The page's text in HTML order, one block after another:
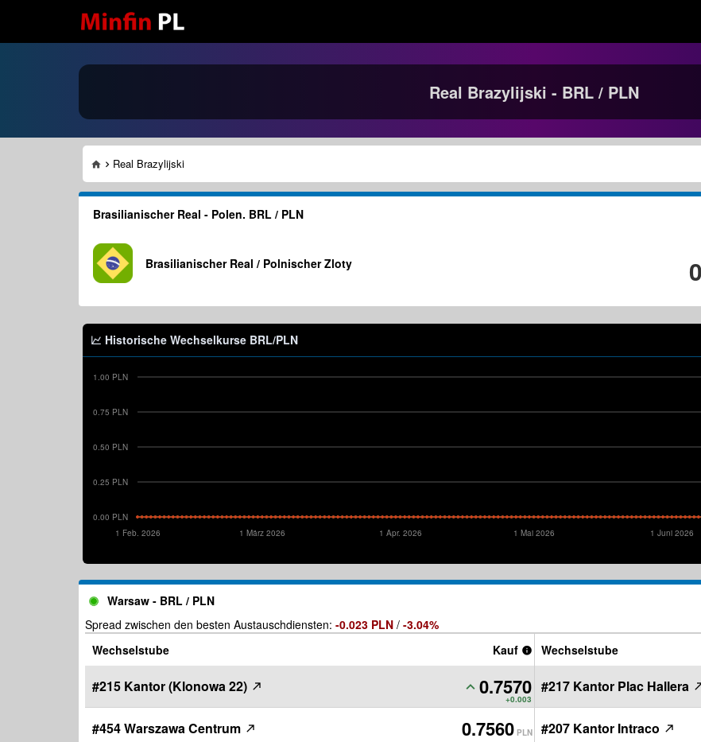
Real Brazylijski - BRL / PLN
Real Brazylijski
Brasilianischer Real - Polen. BRL / PLN
Brasilianischer Real / Polnischer Zloty
Historische Wechselkurse BRL/PLN
0.00 PLN
0.25 PLN
0.50 PLN
0.75 PLN
1.00 PLN
1 Juni 2026
1 Mai 2026
1 Apr. 2026
1 März 2026
1 Feb. 2026
Warsaw - BRL / PLN
Spread zwischen den besten Austauschdiensten: -0.023 PLN / -3.04%
Wechselstube
Kauf
#215 Kantor (Klonowa 22) 0.7570
+0.003
PLN
#454 Warszawa Centrum 0.7560 PLN
Wechselstube
#217 Kantor Plac Hallera
#207 Kantor Intraco